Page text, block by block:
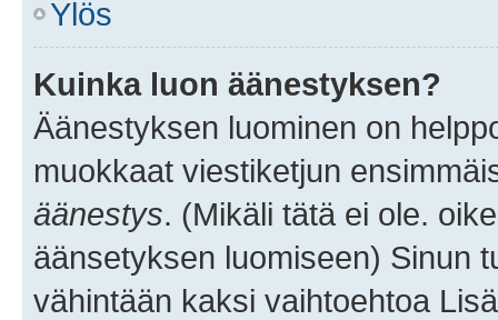
Ylös
Kuinka luon äänestyksen?
Äänestyksen luominen on
muokkaat viestiketjun
äänestys. (Mikäli tätä ei ole.
äänsetyksen luomiseen) Sinun
vähintään kaksi vaihtoehtoa